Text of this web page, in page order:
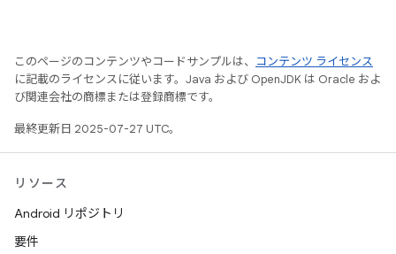
このページのコンテンツやコードサンプルは、
コンテンツ ライセンス
に記載のライセンスに従います。Java および OpenJDK は Oracle およ
び関連会社の商標または登録商標です。
最終更新日 2025-07-27 UTC。
リソース
Android リポジトリ
要件